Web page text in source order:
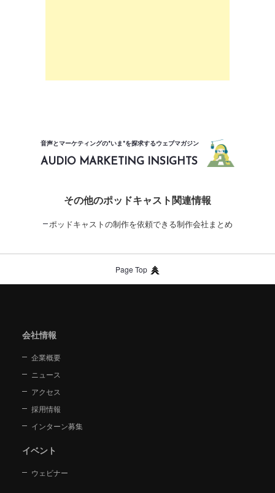
音声とマーケティングの"いま"を探求するウェブマガジン
AUDIO MARKETING INSIGHTS
その他のポッドキャスト関連情報
ポッドキャストの制作を依頼できる制作会社まとめ
Page Top
会社情報
企業概要
ニュース
アクセス
採用情報
インターン募集
イベント
ウェビナー